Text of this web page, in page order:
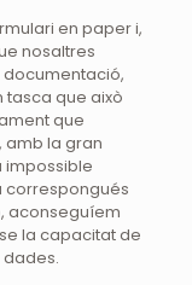
en paper i,
nosaltres
que això
que
amb la gran
impossible
correspongués
aconseguíem
la capacitat de